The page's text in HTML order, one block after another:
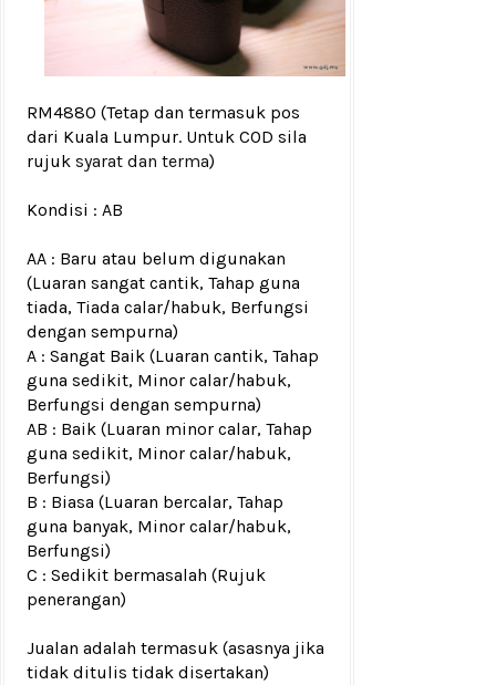
RM4880 (Tetap dan termasuk pos
dari Kuala Lumpur. Untuk COD sila
rujuk syarat dan terma)
Kondisi : AB
AA : Baru atau belum digunakan
(Luaran sangat cantik, Tahap guna
tiada, Tiada calar/habuk, Berfungsi
dengan sempurna)
A : Sangat Baik (Luaran cantik, Tahap
guna sedikit, Minor calar/habuk,
Berfungsi dengan sempurna)
AB : Baik (Luaran minor calar, Tahap
guna sedikit, Minor calar/habuk,
Berfungsi)
B : Biasa (Luaran bercalar, Tahap
guna banyak, Minor calar/habuk,
Berfungsi)
C : Sedikit bermasalah (Rujuk
penerangan)
Jualan adalah termasuk (asasnya jika
tidak ditulis tidak disertakan)